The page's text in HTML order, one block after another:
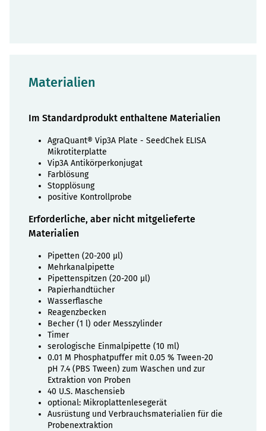
Materialien
Im Standardprodukt enthaltene Materialien
AgraQuant® Vip3A Plate - SeedChek ELISA
Mikrotiterplatte
Vip3A Antikörperkonjugat
Farblösung
Stopplösung
positive Kontrollprobe
Erforderliche, aber nicht mitgelieferte
Materialien
Pipetten (20-200 µl)
Mehrkanalpipette
Pipettenspitzen (20-200 µl)
Papierhandtücher
Wasserflasche
Reagenzbecken
Becher (1 l) oder Messzylinder
Timer
serologische Einmalpipette (10 ml)
0.01 M Phosphatpuffer mit 0.05 % Tween-20
pH 7.4 (PBS Tween) zum Waschen und zur
Extraktion von Proben
40 U.S. Maschensieb
optional: Mikroplattenlesegerät
Ausrüstung und Verbrauchsmaterialien für die
Probenextraktion